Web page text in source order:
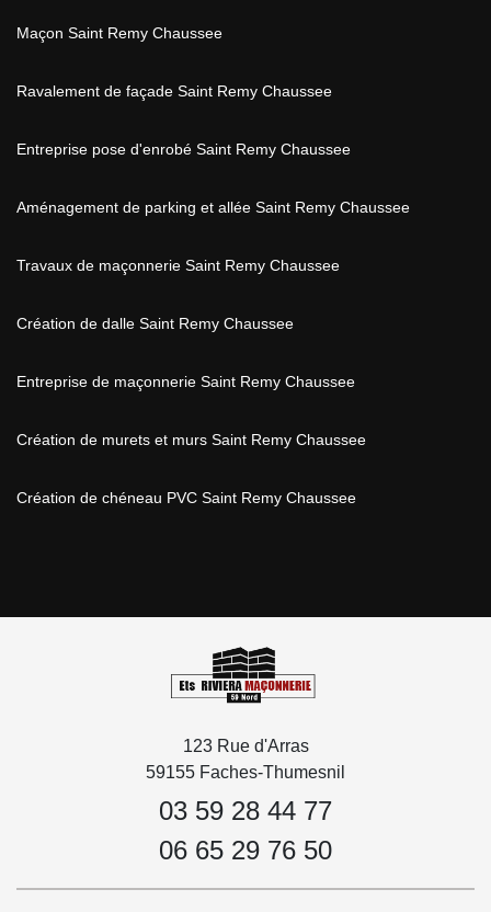
Maçon Saint Remy Chaussee
Ravalement de façade Saint Remy Chaussee
Entreprise pose d'enrobé Saint Remy Chaussee
Aménagement de parking et allée Saint Remy Chaussee
Travaux de maçonnerie Saint Remy Chaussee
Création de dalle Saint Remy Chaussee
Entreprise de maçonnerie Saint Remy Chaussee
Création de murets et murs Saint Remy Chaussee
Création de chéneau PVC Saint Remy Chaussee
123 Rue d'Arras
59155 Faches-Thumesnil
03 59 28 44 77
06 65 29 76 50